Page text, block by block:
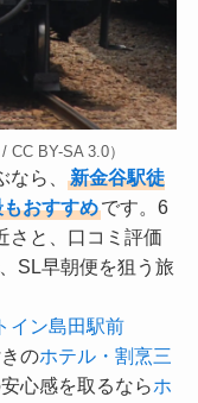
/ CC BY-SA 3.0）
ら、
新金谷駅徒
おすすめです。6
さと、口コミ評価
SL早朝便を狙う旅
イン島田駅前
のホテル・割烹三
心感を取るならホ